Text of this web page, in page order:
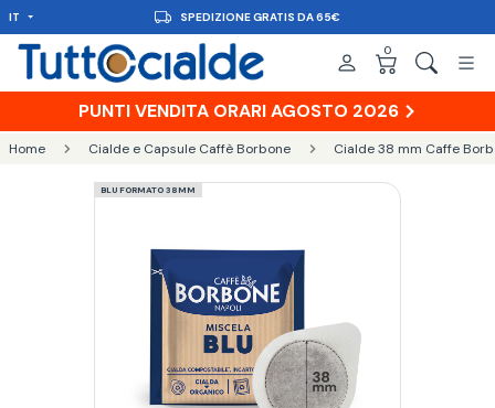
IT SPEDIZIONE GRATIS DA 65€
0
PUNTI VENDITA ORARI AGOSTO 2026
Home Cialde e Capsule Caffè Borbone Cialde 38 mm Caffe
BLU FORMATO 38MM